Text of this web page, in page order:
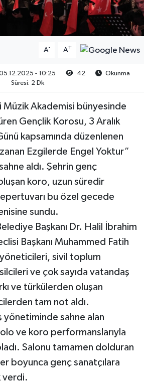
A- A+
- 10:25 42
Okunma
Süresi: 2 Dk
Akademisi bünyesinde
Gençlik Korosu, 3 Aralık
kapsamında düzenlenen
Ezgilerde Engel Yoktur”
aldı. Şehrin genç
koro, uzun süredir
repertuvarı bu özel gecede
sundu.
Başkanı Dr. Halil İbrahim
Başkanı Muhammed Fatih
sivil toplum
ve çok sayıda vatandaş
ve türkülerden oluşan
tam not aldı.
yönetiminde sahne alan
ve koro performanslarıyla
Salonu tamamen dolduran
boyunca genç sanatçılara
verdi.